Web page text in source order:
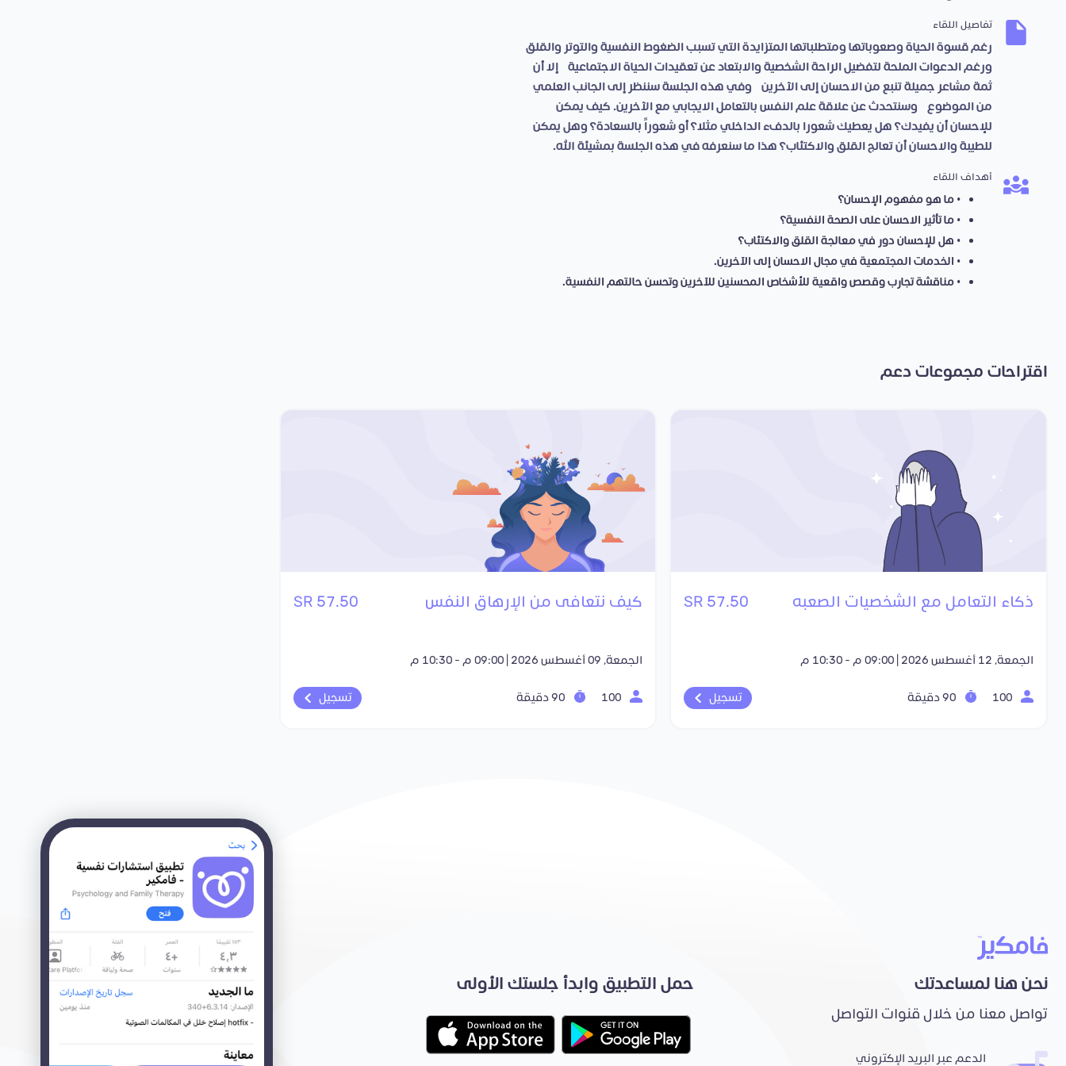
تفاصيل اللقاء
رغم قسوة الحياة وصعوباتها ومتطلباتها المتزايدة التي تسبب الضغوط النفسية والتوتر والقلق،
ورغم الدعوات الملحة لتفضيل الراحة الشخصية والابتعاد عن تعقيدات الحياة الاجتماعية، إلا أن
ثمة مشاعر جميلة تنبع من الاحسان إلى الآخرين، وفي هذه الجلسة سننظر إلى الجانب العلمي
من الموضوع، وسنتحدث عن علاقة علم النفس بالتعامل الايجابي مع الآخرين. كيف يمكن
للإحسان أن يفيدك؟ هل يعطيك شعورا بالدفء الداخلي مثلا؟ أو شعوراً بالسعادة؟ وهل يمكن
للطيبة والاحسان أن تعالج القلق والاكتئاب؟ هذا ما سنعرفه في هذه الجلسة بمشيئة الله.
أهداف اللقاء
• ما هو مفهوم الإحسان؟
• ما تأثير الاحسان على الصحة النفسية؟
• هل للإحسان دور في معالجة القلق والاكتئاب؟
• الخدمات المجتمعية في مجال الاحسان إلى الآخرين.
• مناقشة تجارب وقصص واقعية للأشخاص المحسنين للآخرين وتحسن حالتهم النفسية.
اقتراحات مجموعات دعم
ذكاء التعامل مع الشخصيات الصعبه 57.50 SR
الجمعة, 12 أغسطس 2026 | 09:00 م - 10:30 م
تسجيل
كيف نتعافى من الإرهاق النفس 57.50 SR
الجمعة, 09 أغسطس 2026 | 09:00 م - 10:30 م
تسجيل
نحن هنا لمساعدتك
تواصل معنا من خلال قنوات التواصل
الدعم عبر البريد الإكتروني
حمل التطبيق وابدأ جلستك الأولى